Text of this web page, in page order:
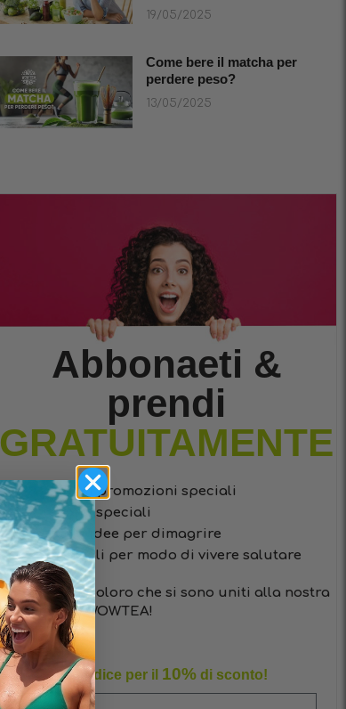
19/05/2025
Come bere il matcha per
perdere peso?
13/05/2025
Abbonaeti &
prendi
GRATUITAMENTE
codici promozioni speciali
sconti speciali
facili idee per dimagrire
consigli per modo di vivere salutare
Solo per coloro che si sono uniti alla nostra
famiglia WOWTEA!
Sfrutta il codice per il 10%di sconto!